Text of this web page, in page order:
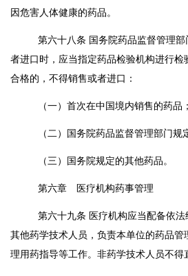
因危害人体健康的药品。
第六十八条 国务院药品监督管理
者进口时，应当指定药品检验机构进行检
合格的，不得销售或者进口：
（一）首次在中国境内销售的药品；
（二）国务院药品监督管理部门规
（三）国务院规定的其他药品。
第六章 医疗机构药事管理
第六十九条 医疗机构应当配备依
其他药学技术人员，负责本单位的药品管
理用药指导等工作。非药学技术人员不得